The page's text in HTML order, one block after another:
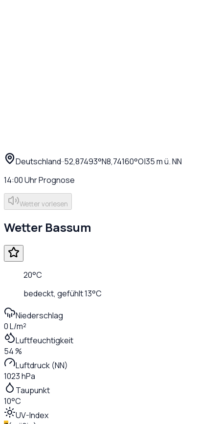
Deutschland··52,87493°N8,74160°O|35m ü. NN
14:00UhrPrognose
Wetter vorlesen
Wetter Bassum
20°C
bedeckt, gefühlt13°C
Niederschlag
0 L/m²
Luftfeuchtigkeit
54 %
Luftdruck (NN)
1023 hPa
Taupunkt
10°C
UV-Index